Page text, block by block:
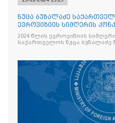
ნუცა ბუზალაძე
ევროვიზიის სიმღერის
2024 წლის ევროვიზიის
საქართველოს ნუცა ბუზალაძე